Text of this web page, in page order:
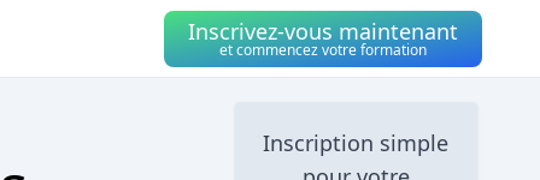
Inscrivez-vous maintenant
et commencez votre formation
Inscription simple